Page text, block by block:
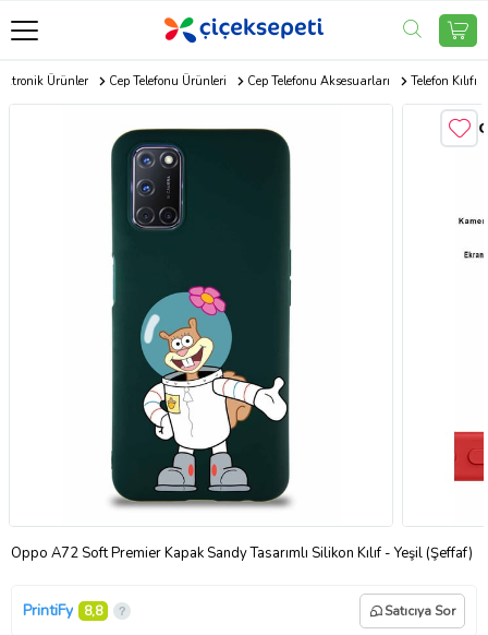
Ürünler Cep Telefonu Ürünleri Cep Telefonu Aksesuarları Telefon Kılıfı
Oppo A72 Soft Premier Kapak Sandy Tasarımlı Silikon Kılıf - Yeşil (Şeffaf)
PrintiFy 8,8 Satıcıya Sor